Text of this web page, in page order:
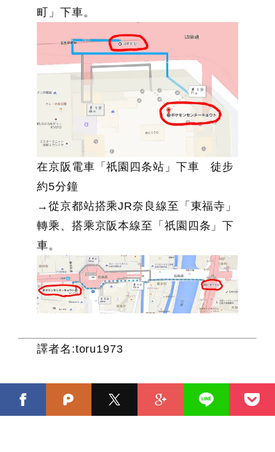
町」下車。
在京阪電車「祇園四条站」下車 徒步
約5分鐘
→從京都站搭乘JR奈良線至「東福寺」
轉乘、搭乘京阪本線至「祇園四条」下
車。
譯者名:toru1973